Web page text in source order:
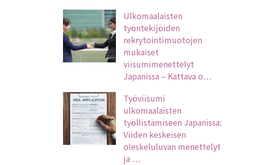
Ulkomaalaisten
työntekijöiden
rekrytointimuotojen
mukaiset
viisumimenettelyt
Japanissa – Kattava o…
Työviisumi
ulkomaalaisten
työllistämiseen Japanissa:
Viiden keskeisen
oleskeluluvan menettelyt
ja …